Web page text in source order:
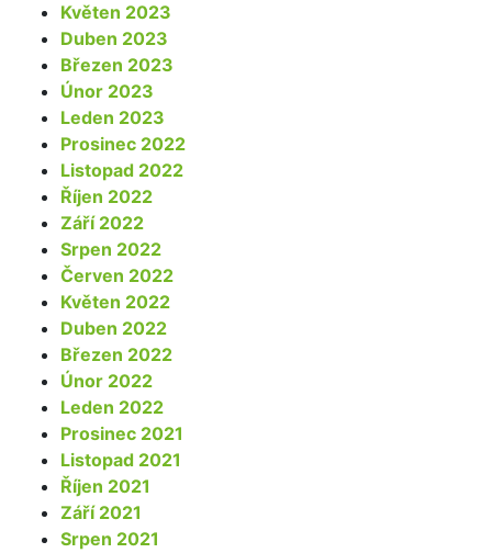
Květen 2023
Duben 2023
Březen 2023
Únor 2023
Leden 2023
Prosinec 2022
Listopad 2022
Říjen 2022
Září 2022
Srpen 2022
Červen 2022
Květen 2022
Duben 2022
Březen 2022
Únor 2022
Leden 2022
Prosinec 2021
Listopad 2021
Říjen 2021
Září 2021
Srpen 2021